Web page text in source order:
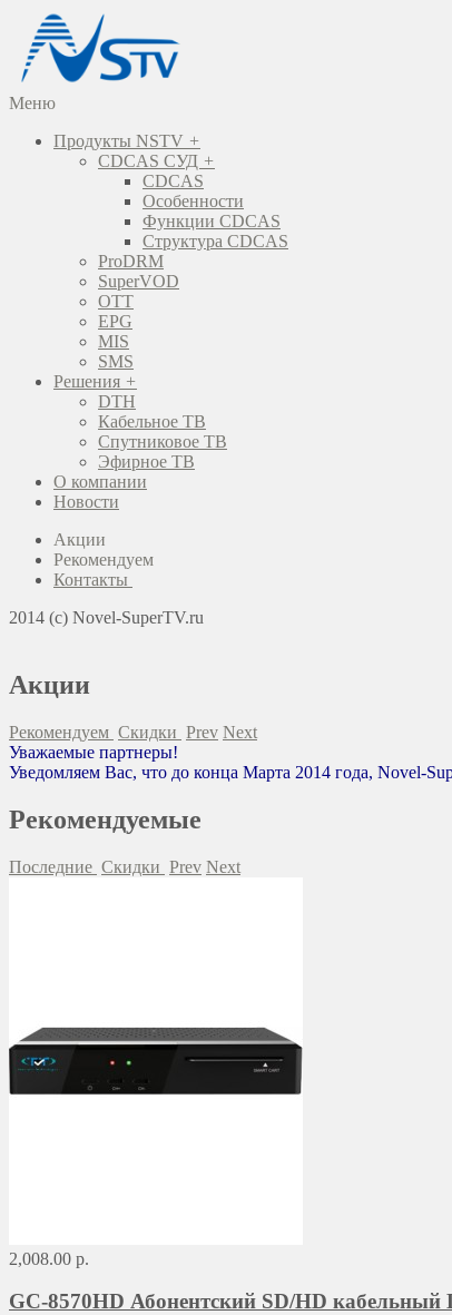
Меню
Продукты NSTV +
CDCAS СУД +
CDCAS
Особенности
Функции CDCAS
Структура CDCAS
ProDRM
SuperVOD
OTT
EPG
MIS
SMS
Решения +
DTH
Кабельное ТВ
Спутниковое ТВ
Эфирное ТВ
О компании
Новости
Акции
Рекомендуем
Контакты
2014 (c) Novel-SuperTV.ru
Акции
Рекомендуем Скидки Prev Next
Уважаемые партнеры!
Уведомляем Вас, что до конца Марта 2014 года, Novel-
Рекомендуемые
Последние Скидки Prev Next
2,008.00 р.
GC-8570HD Абонентский SD/HD кабельный